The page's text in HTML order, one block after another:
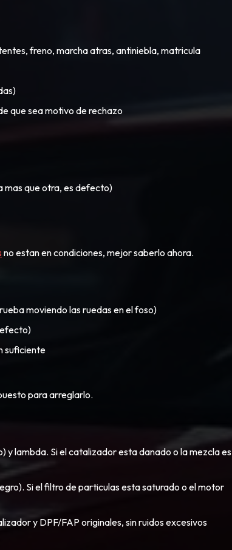
freno, marcha atras, antiniebla, matricula
que sea motivo de rechazo
mas que otra, es defecto)
no estan en condiciones, mejor saberlo ahora.
moviendo las ruedas en el foso)
suficiente
para arreglarlo.
y lambda. Si el catalizador esta danado o la mezcla es
Si el filtro de particulas esta saturado o el motor
y DPF/FAP originales, sin ruidos excesivos